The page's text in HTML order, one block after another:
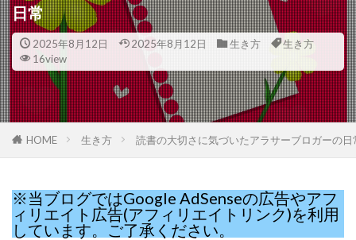
日常
2025年8月12日 2025年8月12日 生き方
生き方
16view
HOME 生き方 読書の大切さに気づいたアラサーブロガーの日
※当ブログではGoogle AdSenseの広告やアフ
ィリエイト広告(アフィリエイトリンク)を利用
しています。ご了承ください。